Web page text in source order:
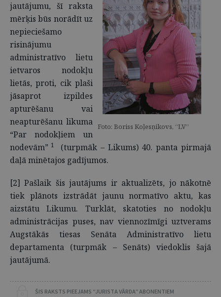
Foto: Boriss Koļesņikovs, “LV”
jautājumu, šī raksta
mērķis būs norādīt uz
nepieciešamo
risinājumu
administratīvo lietu
ietvaros nodokļu
lietās, proti, cik plaši
jāsaprot izpildes
apturēšanu vai
neapturēšanu likuma
“Par nodokļiem un
nodevām” 1
(turpmāk – Likums) 40. panta pirmajā
daļā minētajos gadījumos.
[2] Pašlaik šis jautājums ir aktualizēts, jo nākotnē
tiek plānots izstrādāt jaunu normatīvo aktu, kas
aizstātu Likumu. Turklāt, skatoties no nodokļu
administrācijas puses, nav viennozīmīgi uztverams
Augstākās tiesas Senāta Administratīvo lietu
departamenta (turpmāk – Senāts) viedoklis šajā
jautājumā.
ŠIS RAKSTS PIEEJAMS “JURISTA VĀRDA” ABONENTIEM